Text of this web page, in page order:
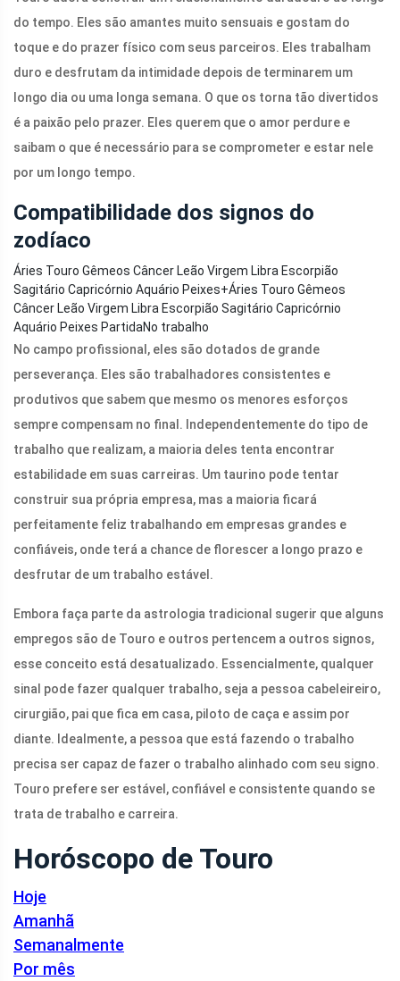
do tempo. Eles são amantes muito sensuais e gostam do
toque e do prazer físico com seus parceiros. Eles trabalham
duro e desfrutam da intimidade depois de terminarem um
longo dia ou uma longa semana. O que os torna tão divertidos
é a paixão pelo prazer. Eles querem que o amor perdure e
saibam o que é necessário para se comprometer e estar nele
por um longo tempo.
Compatibilidade dos signos do
zodíaco
Áries Touro Gêmeos Câncer Leão Virgem Libra Escorpião
Sagitário Capricórnio Aquário Peixes+Áries Touro Gêmeos
Câncer Leão Virgem Libra Escorpião Sagitário Capricórnio
Aquário Peixes PartidaNo trabalho
No campo profissional, eles são dotados de grande
perseverança. Eles são trabalhadores consistentes e
produtivos que sabem que mesmo os menores esforços
sempre compensam no final. Independentemente do tipo de
trabalho que realizam, a maioria deles tenta encontrar
estabilidade em suas carreiras. Um taurino pode tentar
construir sua própria empresa, mas a maioria ficará
perfeitamente feliz trabalhando em empresas grandes e
confiáveis, onde terá a chance de florescer a longo prazo e
desfrutar de um trabalho estável.
Embora faça parte da astrologia tradicional sugerir que alguns
empregos são de Touro e outros pertencem a outros signos,
esse conceito está desatualizado. Essencialmente, qualquer
sinal pode fazer qualquer trabalho, seja a pessoa cabeleireiro,
cirurgião, pai que fica em casa, piloto de caça e assim por
diante. Idealmente, a pessoa que está fazendo o trabalho
precisa ser capaz de fazer o trabalho alinhado com seu signo.
Touro prefere ser estável, confiável e consistente quando se
trata de trabalho e carreira.
Horóscopo de Touro
Hoje
Amanhã
Semanalmente
Por mês